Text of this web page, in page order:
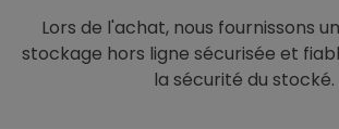
Lors de l'achat, nous fournissons
stockage hors ligne sécurisée et
la sécurité du stocké.